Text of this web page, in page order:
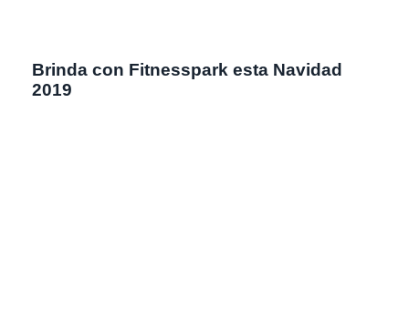
Brinda con Fitnesspark esta Navidad
2019